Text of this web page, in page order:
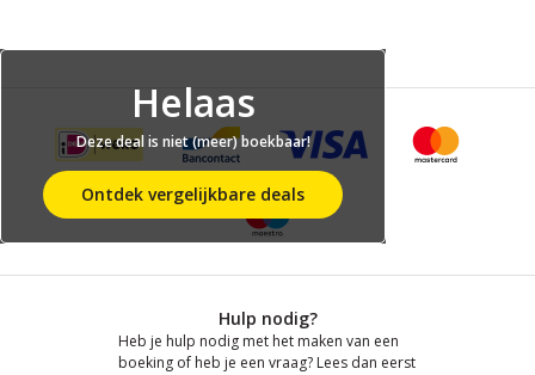
Helaas
Deze deal is niet (meer) boekbaar!
Ontdek vergelijkbare deals
Hulp nodig?
Heb je hulp nodig met het maken van een
boeking of heb je een vraag? Lees dan eerst